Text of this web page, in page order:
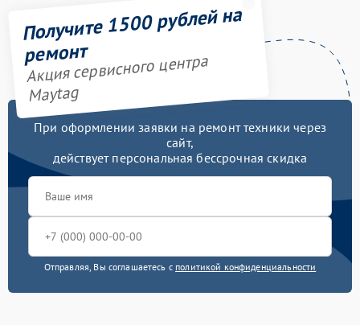
Получите 1500 рублей на
ремонт
Акция сервисного центра
Maytag
При оформлении заявки на ремонт техники через
сайт,
действует персональная бессрочная скидка
Отправляя, Вы соглашаетесь с политикой конфиденциальности